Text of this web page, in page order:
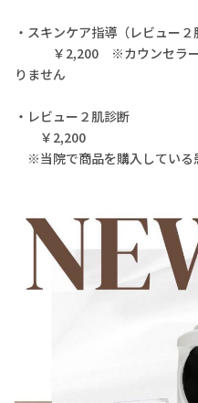
・スキンケア指導（レビュー２
￥2,200 ※カウンセラーが
りません
・レビュー２肌診断
￥2,200
※当院で商品を購入している